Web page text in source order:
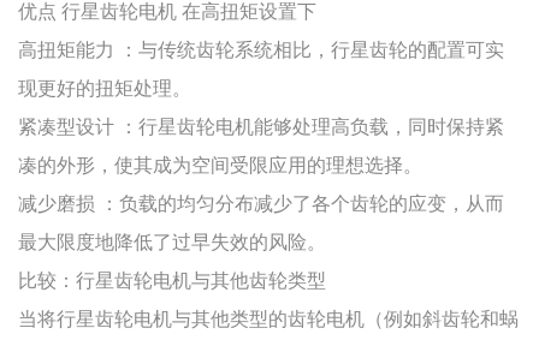
优点 行星齿轮电机 在高扭矩设置下
高扭矩能力
：与传统齿轮系统相比，行星齿轮的配置可实
现更好的扭矩处理。
紧凑型设计
：行星齿轮电机能够处理高负载，同时保持紧
凑的外形，使其成为空间受限应用的理想选择。
减少磨损
：负载的均匀分布减少了各个齿轮的应变，从而
最大限度地降低了过早失效的风险。
比较：行星齿轮电机与其他齿轮类型
当将行星齿轮电机与其他类型的齿轮电机（例如斜齿轮和蜗